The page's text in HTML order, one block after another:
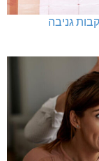
גניבה